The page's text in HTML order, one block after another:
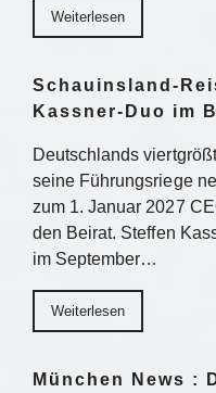
Weiterlesen
Schauinsland-
Kassner-Duo im
Deutschlands
seine Führungsriege
zum 1. Januar 2027
den Beirat. Steffen
im September…
Weiterlesen
München News :